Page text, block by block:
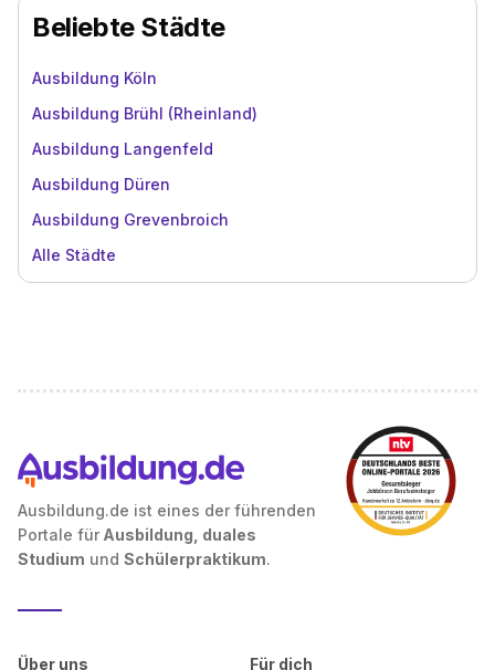
Beliebte Städte
Ausbildung Köln
Ausbildung Brühl (Rheinland)
Ausbildung Langenfeld
Ausbildung Düren
Ausbildung Grevenbroich
Alle Städte
Ausbildung.de ist eines der führenden
Portale für Ausbildung, duales
Studium und Schülerpraktikum.
Über uns Für dich